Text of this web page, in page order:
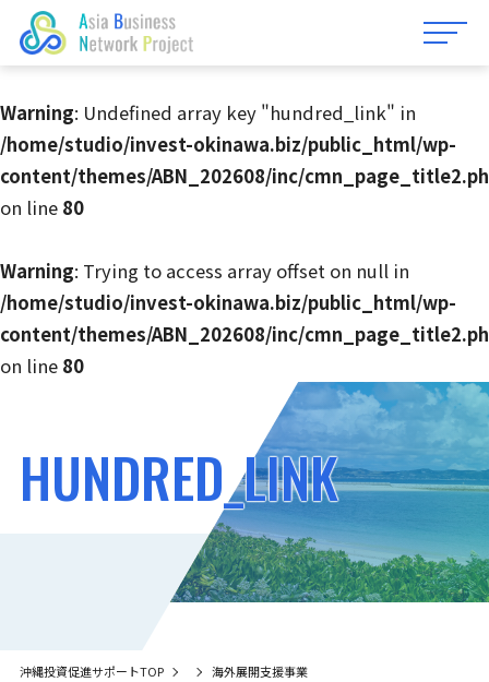
For those wishing toexpand into
Okinawa
立地・提携実績紹介
ビジネス生活環境ガイド
海外からの会社設立
沖縄進出のための事業計画書作成ガイド
よくある質問
沖縄県内のMOU実績
海外事務所・委託駐在員
海外展開事業計画書ガイド
知って得する！中小企業100の支援
お問い合わせ
098-894-6288
平日 9:00〜17:00（土日祝日は除く）
Language
English
簡体中文
繁体中文
Warning: Undefined array key "hundred_link" in
/home/studio/invest-okinawa.biz/public_html/wp-
content/themes/ABN_202608/inc/
on line 80
Warning: Trying to access array offset on null in
/home/studio/invest-okinawa.biz/public_html/wp-
content/themes/ABN_202608/inc/
on line 80
HUNDRED_LINK
沖縄投資促進サポートTOP 海外展開支援事業